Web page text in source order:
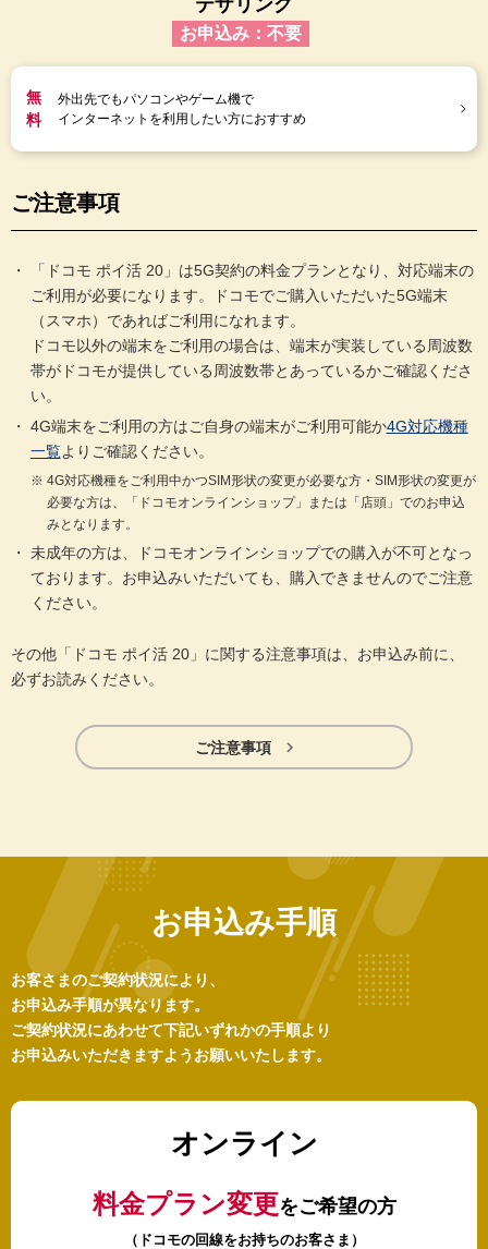
お申込み：不要
無
料
外出先でもパソコンやゲーム機で
インターネットを利用したい方におすすめ
ご注意事項
「ドコモ ポイ活 20」は5G契約の料金プランとなり、対応端末の
ご利用が必要になります。ドコモでご購入いただいた5G端末
（スマホ）であればご利用になれます。
ドコモ以外の端末をご利用の場合は、端末が実装している周波数
帯がドコモが提供している周波数帯とあっているかご確認くださ
い。
4G端末をご利用の方はご自身の端末がご利用可能か4G対応機種
一覧よりご確認ください。
4G対応機種をご利用中かつSIM形状の変更が必要な方・SIM形状の変更が
必要な方は、「ドコモオンラインショップ」または「店頭」でのお申込
みとなります。
未成年の方は、ドコモオンラインショップでの購入が不可となっ
ております。お申込みいただいても、購入できませんのでご注意
ください。
その他「ドコモ ポイ活 20」に関する注意事項は、お申込み前に、
必ずお読みください。
ご注意事項 
お申込み手順
お客さまのご契約状況により、
お申込み手順が異なります。
ご契約状況にあわせて下記いずれかの手順より
お申込みいただきますようお願いいたします。
オンライン
料金プラン変更をご希望の方
（ドコモの回線をお持ちのお客さま）